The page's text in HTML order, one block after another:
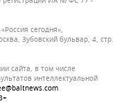
сегодня»,
Зубовский бульвар, 4, стр.
сайта, в том числе
интеллектуальной